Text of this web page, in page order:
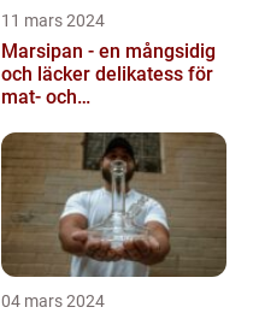
11 mars 2024
Marsipan - en mångsidig
och läcker delikatess för
mat- och
04 mars 2024